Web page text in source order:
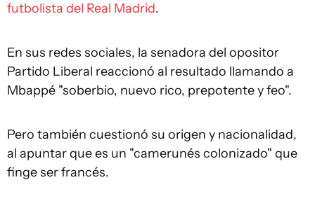
futbolista del Real Madrid.
En sus redes sociales, la senadora del opositor
Partido Liberal reaccionó al resultado llamando a
Mbappé "soberbio, nuevo rico, prepotente y feo".
Pero también cuestionó su origen y nacionalidad,
al apuntar que es un "camerunés colonizado" que
finge ser francés.